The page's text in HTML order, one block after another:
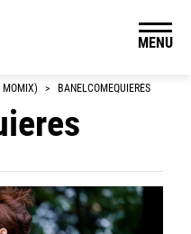
MENU
MOMIX) > BANELCOMEQUIERES